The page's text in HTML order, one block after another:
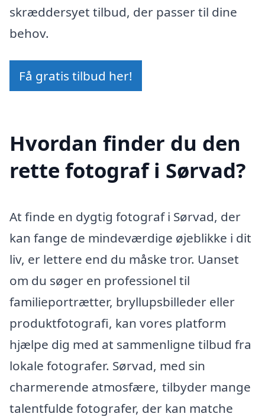
skræddersyet tilbud, der passer til dine
behov.
Få gratis tilbud her!
Hvordan finder du den
rette fotograf i Sørvad?
At finde en dygtig fotograf i Sørvad, der
kan fange de mindeværdige øjeblikke i dit
liv, er lettere end du måske tror. Uanset
om du søger en professionel til
familieportrætter, bryllupsbilleder eller
produktfotografi, kan vores platform
hjælpe dig med at sammenligne tilbud fra
lokale fotografer. Sørvad, med sin
charmerende atmosfære, tilbyder mange
talentfulde fotografer, der kan matche